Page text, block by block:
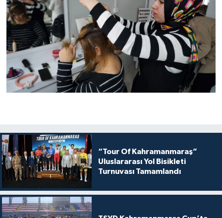
“Tour Of Kahramanmaraş”
Uluslararası Yol Bisikleti
Turnuvası Tamamlandı